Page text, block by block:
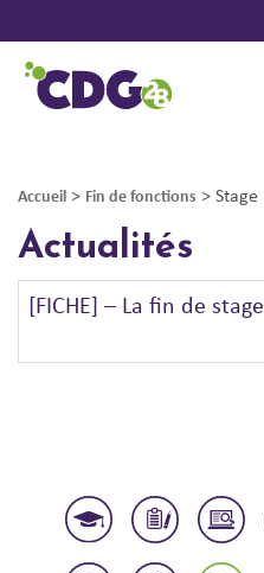
Accueil > Fin de fonctions >Stage
Actualités
[FICHE] – La fin de stage